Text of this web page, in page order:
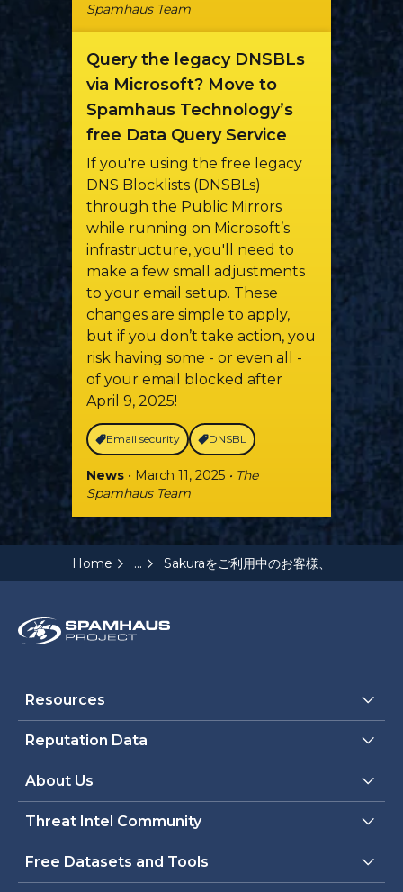
Spamhaus Team
Query the legacy DNSBLs
via Microsoft? Move to
Spamhaus Technology’s
free Data Query Service
If you're using the free legacy
DNS Blocklists (DNSBLs)
through the Public Mirrors
while running on Microsoft’s
infrastructure, you'll need to
make a few small adjustments
to your email setup. These
changes are simple to apply,
but if you don’t take action, you
risk having some - or even all -
of your email blocked after
April 9, 2025!
Email security DNSBL
News • March 11, 2025 • The
Spamhaus Team
Home ... Sakuraをご利用中のお客様、Spamhaus
Resources
Reputation Data
About Us
Threat Intel Community
Free Datasets and Tools